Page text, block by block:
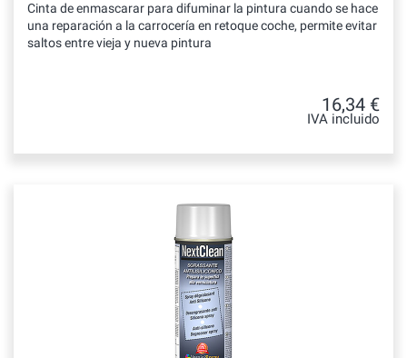
Cinta de enmascarar para difuminar la pintura cuando se hace
una reparación a la carrocería en retoque coche, permite evitar
saltos entre vieja y nueva pintura
16,34 €
IVA incluido